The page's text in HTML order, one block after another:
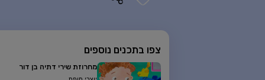
צפו בתכנים נוספים
מחרוזת שירי דתיה בן דור